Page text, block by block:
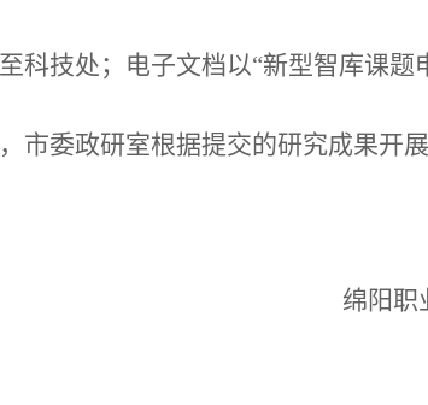
科技处；电子文档以“新型智库课题
市委政研室根据提交的研究成果开
绵阳职